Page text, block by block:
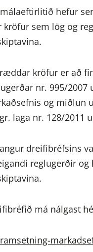
hefur
sem lög og
kröfur er að
nr. 995/
og miðlun
laga nr. 128/2011
dreifibréfsins
reglugerðir
má nálgast